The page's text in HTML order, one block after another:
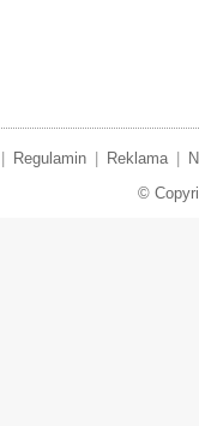
Regulamin Reklama
©